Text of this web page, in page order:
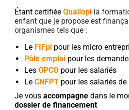
Étant certifiée Qualiopi la
enfant que je propose est
organismes tels que :
Le FIFpl pour les micro
Pôle emploi pour les
Les OPCO pour les salariés
Le CNFPT pour les salariés
Je vous accompagne dans le
dossier de financement